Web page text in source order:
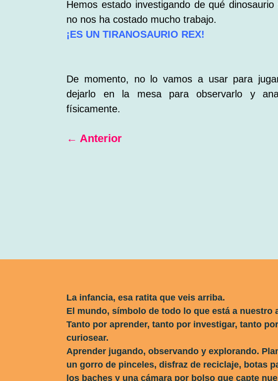
Hemos estado investigando de qué
no nos ha costado mucho trabajo.
¡ES UN TIRANOSAURIO REX!
De momento, no lo vamos a usar para
dejarlo en la mesa para observarlo y
físicamente.
← Anterior
La infancia, esa ratita que veis arriba.
El mundo, símbolo de todo lo que está a nuestro
Tanto por aprender, tanto por investigar, tanto por
curiosear.
Aprender jugando, observando y explorando.
un gorro de pinceles, disfraz de reciclaje, botas
los baches y una cámara por bolso que capte